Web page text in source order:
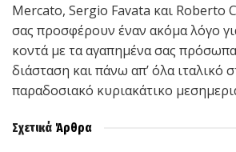
Mercato, Sergio Favata και Roberto
σας προσφέρουν έναν ακόμα λόγο
κοντά με τα αγαπημένα σας
διάσταση και πάνω απ’ όλα ιταλικό
παραδοσιακό κυριακάτικο
Σχετικά Άρθρα